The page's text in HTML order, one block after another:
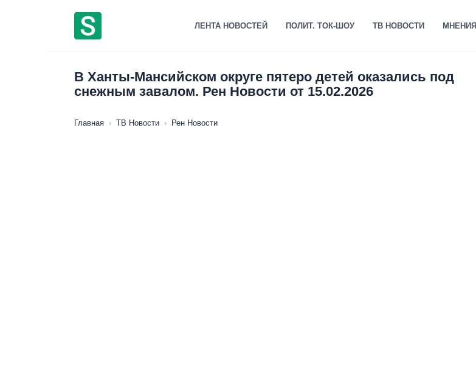
ЛЕНТА НОВОСТЕЙ ПОЛИТ. ТОК-ШОУ ТВ НОВОСТИ МНЕНИЯ
В Ханты-Мансийском округе пятеро детей оказались под
снежным завалом. Рен Новости от 15.02.2026
Главная › ТВ Новости › Рен Новости